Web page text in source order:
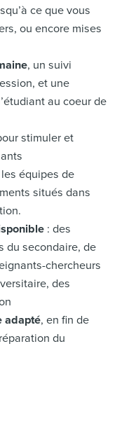
ce que vous
ou encore mises
, un suivi
et une
au coeur de
stimuler et
équipes de
situés dans
: des
du secondaire, de
chercheurs
des
adapté, en fin de
du